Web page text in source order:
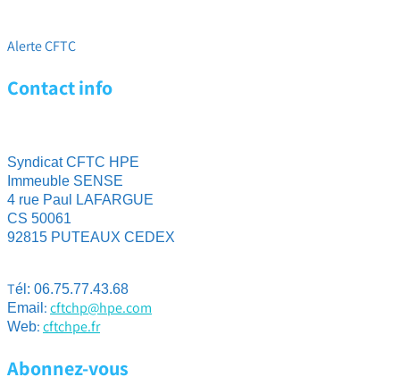
Alerte CFTC
Contact info
Syndicat CFTC HPE
Immeuble SENSE
4 rue Paul LAFARGUE
CS 50061
92815 PUTEAUX CEDEX
Tél: 06.75.77.43.68
Email :cftchp@hpe.com
Web:cftchpe.fr
Abonnez-vous